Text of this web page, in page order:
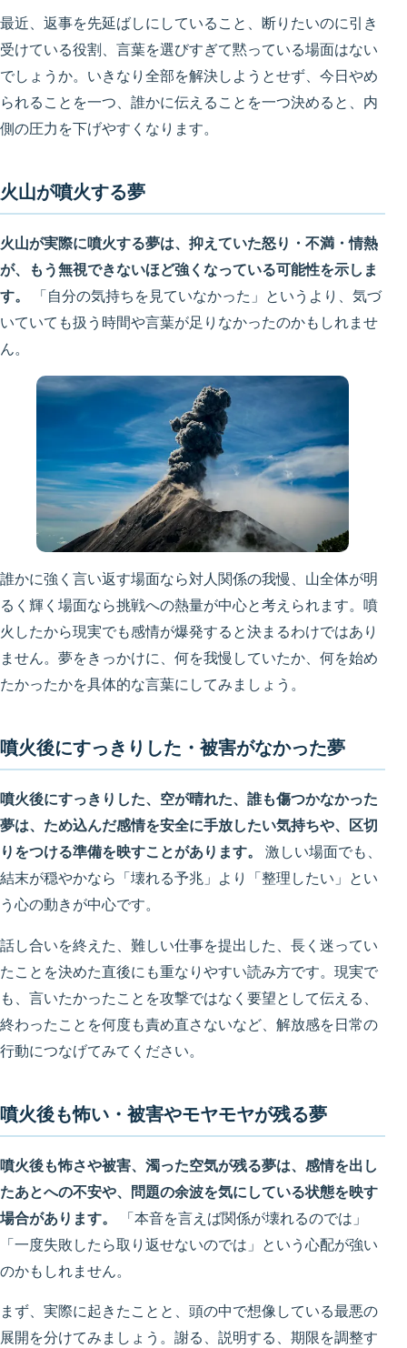
最近、返事を先延ばしにしていること、断りたいのに引き
受けている役割、言葉を選びすぎて黙っている場面はない
でしょうか。いきなり全部を解決しようとせず、今日やめ
られることを一つ、誰かに伝えることを一つ決めると、内
側の圧力を下げやすくなります。
火山が噴火する夢
火山が実際に噴火する夢は、抑えていた怒り・不満・情熱
が、もう無視できないほど強くなっている可能性を示しま
す。
「自分の気持ちを見ていなかった」というより、気づ
いていても扱う時間や言葉が足りなかったのかもしれませ
ん。
誰かに強く言い返す場面なら対人関係の我慢、山全体が明
るく輝く場面なら挑戦への熱量が中心と考えられます。噴
火したから現実でも感情が爆発すると決まるわけではあり
ません。夢をきっかけに、何を我慢していたか、何を始め
たかったかを具体的な言葉にしてみましょう。
噴火後にすっきりした・被害がなかった夢
噴火後にすっきりした、空が晴れた、誰も傷つかなかった
夢は、ため込んだ感情を安全に手放したい気持ちや、区切
りをつける準備を映すことがあります。
激しい場面でも、
結末が穏やかなら「壊れる予兆」より「整理したい」とい
う心の動きが中心です。
話し合いを終えた、難しい仕事を提出した、長く迷ってい
たことを決めた直後にも重なりやすい読み方です。現実で
も、言いたかったことを攻撃ではなく要望として伝える、
終わったことを何度も責め直さないなど、解放感を日常の
行動につなげてみてください。
噴火後も怖い・被害やモヤモヤが残る夢
噴火後も怖さや被害、濁った空気が残る夢は、感情を出し
たあとへの不安や、問題の余波を気にしている状態を映す
場合があります。
「本音を言えば関係が壊れるのでは」
「一度失敗したら取り返せないのでは」という心配が強い
のかもしれません。
まず、実際に起きたことと、頭の中で想像している最悪の
展開を分けてみましょう。謝る、説明する、期限を調整す